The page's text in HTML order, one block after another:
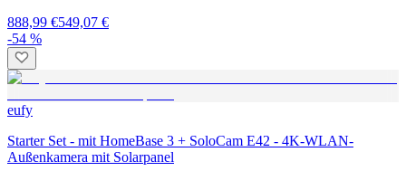
888,99 €549,07 €
-54 %
eufy
Starter Set - mit HomeBase 3 + SoloCam E42 - 4K-WLAN-
Außenkamera mit Solarpanel